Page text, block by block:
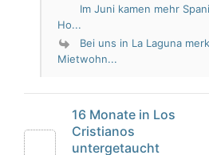
Im Juni kamen mehr
Ho...
Bei uns in La Laguna
Mietwohn...
16 Monate in Los
Cristianos
untergetaucht